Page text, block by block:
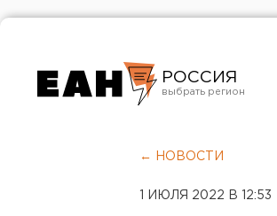
РОССИЯ
Челябинск
← НОВОСТИ
1 ИЮЛЯ 2022 В 12:53